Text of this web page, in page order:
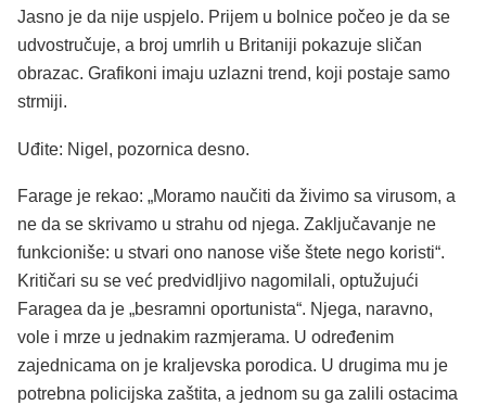
Jasno je da nije uspjelo. Prijem u bolnice počeo je da se
udvostručuje, a broj umrlih u Britaniji pokazuje sličan
obrazac. Grafikoni imaju uzlazni trend, koji postaje samo
strmiji.
Uđite: Nigel, pozornica desno.
Farage je rekao: „Moramo naučiti da živimo sa virusom, a
ne da se skrivamo u strahu od njega. Zaključavanje ne
funkcioniše: u stvari ono nanose više štete nego koristi“.
Kritičari su se već predvidljivo nagomilali, optužujući
Faragea da je „besramni oportunista“. Njega, naravno,
vole i mrze u jednakim razmjerama. U određenim
zajednicama on je kraljevska porodica. U drugima mu je
potrebna policijska zaštita, a jednom su ga zalili ostacima